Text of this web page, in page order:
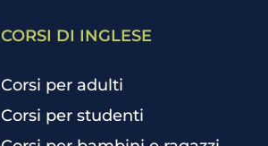
CORSI DI INGLESE
Corsi per adulti
Corsi per studenti